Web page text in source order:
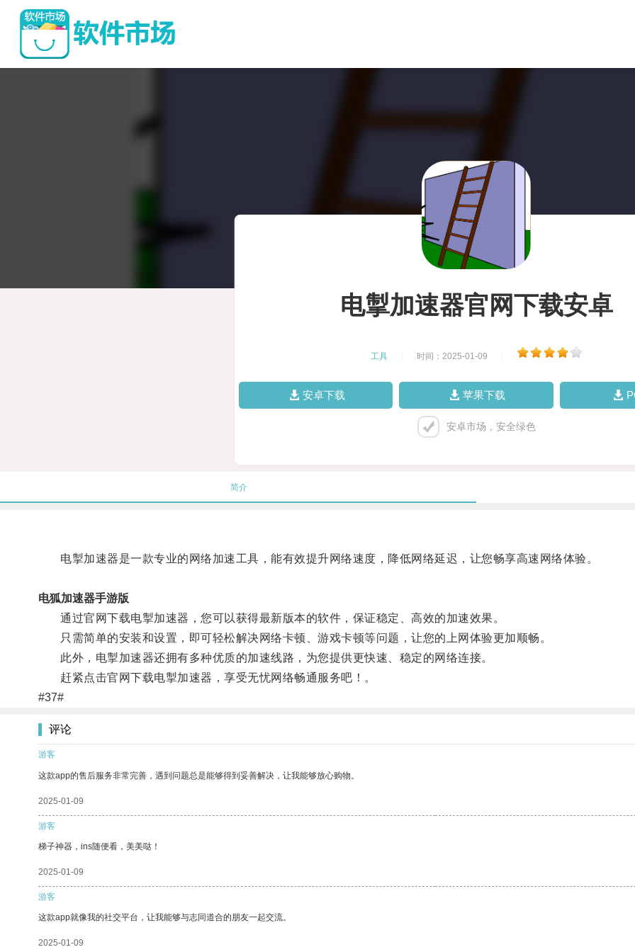
电掣加速器官网下载安卓
工具 时间：2025-01-09
安卓下载 苹果下载
安卓市场，安全绿色
简介
电掣加速器是一款专业的网络加速工具，能有效提升网络速度，降低网络延迟，让您畅享高速网络体验。
电狐加速器手游版
通过官网下载电掣加速器，您可以获得最新版本的软件，保证稳定、高效的加速效果。
只需简单的安装和设置，即可轻松解决网络卡顿、游戏卡顿等问题，让您的上网体验更加顺畅。
此外，电掣加速器还拥有多种优质的加速线路，为您提供更快速、稳定的网络连接。
赶紧点击官网下载电掣加速器，享受无忧网络畅通服务吧！。
#37#
评论
游客
这款app的售后服务非常完善，遇到问题总是能够得到妥善解决，让我能够放心购物。
2025-01-09
游客
梯子神器，ins随便看，美美哒！
2025-01-09
游客
这款app就像我的社交平台，让我能够与志同道合的朋友一起交流。
2025-01-09